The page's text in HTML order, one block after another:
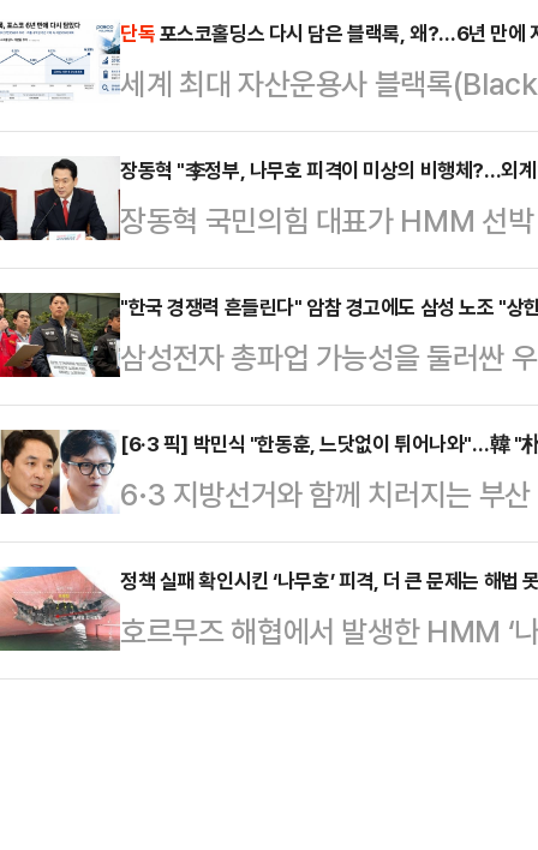
단독포스코홀딩스 다시 담은 블랙록, 왜?…6년 만에
세계 최대 자산운용사 블랙록
분을 다시 6%대로 끌어올렸다. 아
되는 시점에서 글로벌 자금의 한국
다.11일 금융감독원 전자공시시스
(BlackRock Fund Advisors)는
유해 지분율 6.23%(4월22일 기준
보고서 기준 455만5963주
장동혁 "李정부, 나무호 피격이 미상의 비행체?…외
장동혁 국민의힘 대표가 HMM 선
행체에 타격을 당했다는 외교부 발
공격이라도 있었던 것이냐"라고 꼬
최고위원회의에서 "이재명 정부는
없다. 국민들이 묻고 있다. 이재명
다.먼저 그는 "이미 이란 국영 TV
다"며 "때린 놈이 자백을 하는데도
는) 이제 …
"한국 경쟁력 흔들린다" 암참 경고에도 삼성 노조 "상
삼성전자 총파업 가능성을 둘러싼
시장으로 확산하고 있다. 11일 주
공개적으로 "한국 투자 경쟁력과
한 가운데, 삼성전자 노조는 정부
한 폐지와 제도화 요구에는 변함이
을 열흘 앞두고 노사 간 강대강 대
마지막 분수령이 될 것이란 관측이
사는 이날부터 이틀간 …
[6·3 픽] 박민식 "한동훈, 느닷없이 튀어나와"…韓 "
6·3 지방선거와 함께 치러지는 부
식 후보와 무소속 한동훈 후보가 선
공방을 이어갔다.박민식 후보는 이
없이 한 달 만에 선거 나온다고 툭
북구를 개인의 무슨 출세 수단이다,
정책 실패 확인시킨 ‘나무호’ 피격, 더 큰 문제는 해법
호르무즈 해협에서 발생한 HMM ‘
한 것으로 확인됐다. 이번 사건은